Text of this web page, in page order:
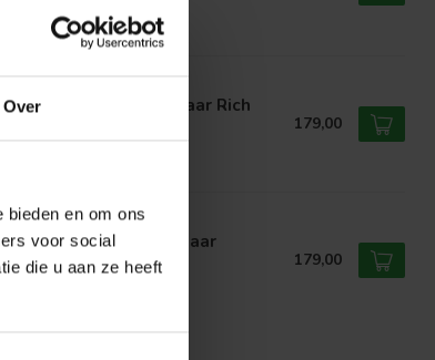
Over
en om ons
voor social
die u aan ze heeft
raster draaibaar Rich
179,00
Raster draaibaar
179,00